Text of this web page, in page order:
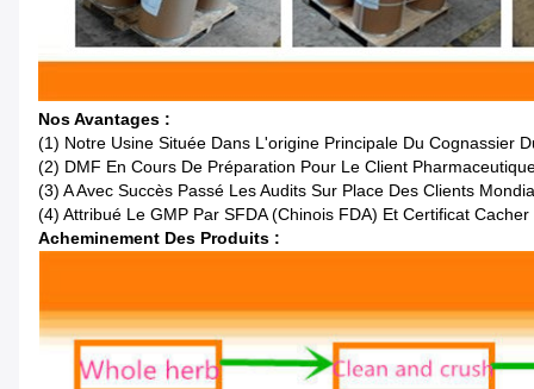
Nos Avantages :
(1) Notre Usine Située Dans L'origine Principale Du Cognassier
(2) DMF En Cours De Préparation Pour Le Client
(3) A Avec Succès Passé Les Audits Sur Place Des Clients
(4) Attribué Le GMP Par SFDA (Chinois FDA) Et Certificat Cacher
Acheminement Des Produits :